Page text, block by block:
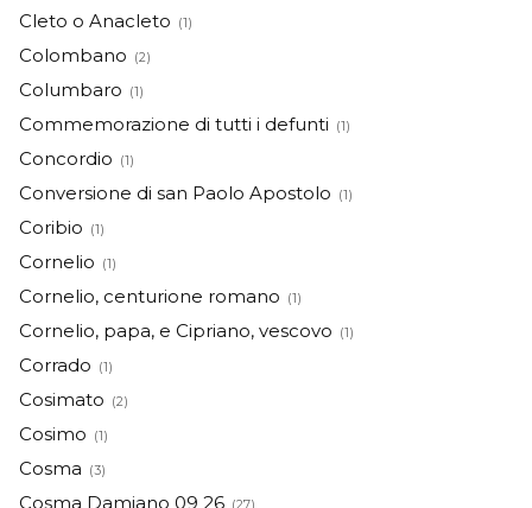
Cleto o Anacleto (1)
Colombano (2)
Columbaro (1)
Commemorazione di tutti i defunti (1)
Concordio (1)
Conversione di san Paolo Apostolo (1)
Coribio (1)
Cornelio (1)
Cornelio, centurione romano (1)
Cornelio, papa, e Cipriano, vescovo (1)
Corrado (1)
Cosimato (2)
Cosimo (1)
Cosma (3)
Cosma Damiano 09 26 (27)